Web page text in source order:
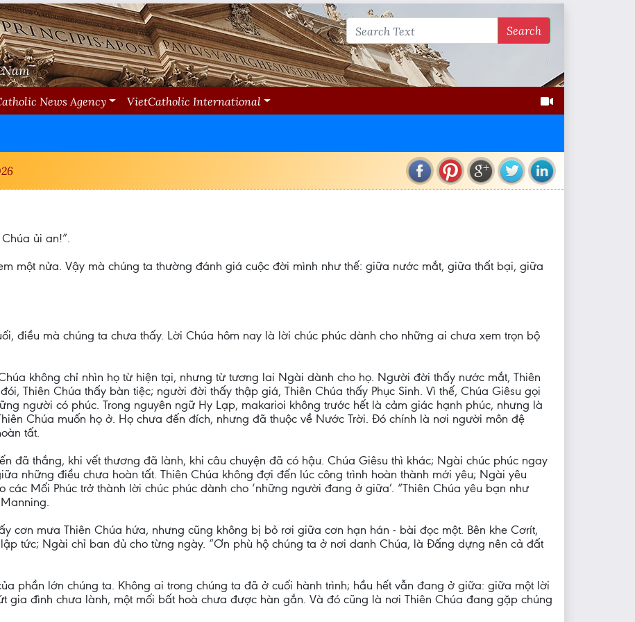
Search
News Agency VietCatholic International
ủi an!”.
một nửa. Vậy mà chúng ta thường đánh giá cuộc đời mình như thế: giữa nước mắt, giữa thất bại, giữa
điều mà chúng ta chưa thấy. Lời Chúa hôm nay là lời chúc phúc dành cho những ai chưa xem trọn bộ
không chỉ nhìn họ từ hiện tại, nhưng từ tương lai Ngài dành cho họ. Người đời thấy nước mắt, Thiên
Thiên Chúa thấy bàn tiệc; người đời thấy thập giá, Thiên Chúa thấy Phục Sinh. Vì thế, Chúa Giêsu gọi
người có phúc. Trong nguyên ngữ Hy Lạp, makarioi không trước hết là cảm giác hạnh phúc, nhưng là
Chúa muốn họ ở. Họ chưa đến đích, nhưng đã thuộc về Nước Trời. Đó chính là nơi người môn đệ
tất.
đã thắng, khi vết thương đã lành, khi câu chuyện đã có hậu. Chúa Giêsu thì khác; Ngài chúc phúc ngay
những điều chưa hoàn tất. Thiên Chúa không đợi đến lúc công trình hoàn thành mới yêu; Ngài yêu
Mối Phúc trở thành lời chúc phúc dành cho ‘những người đang ở giữa’. “Thiên Chúa yêu bạn như
cơn mưa Thiên Chúa hứa, nhưng cũng không bị bỏ rơi giữa cơn hạn hán - bài đọc một. Bên khe Cơrít,
tức; Ngài chỉ ban đủ cho từng ngày. “Ơn phù hộ chúng ta ở nơi danh Chúa, là Đấng dựng nên cả đất
phần lớn chúng ta. Không ai trong chúng ta đã ở cuối hành trình; hầu hết vẫn đang ở giữa: giữa một lời
gia đình chưa lành, một mối bất hoà chưa được hàn gắn. Và đó cũng là nơi Thiên Chúa đang gặp chúng